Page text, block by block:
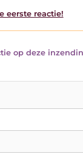
eerste reactie!
op deze